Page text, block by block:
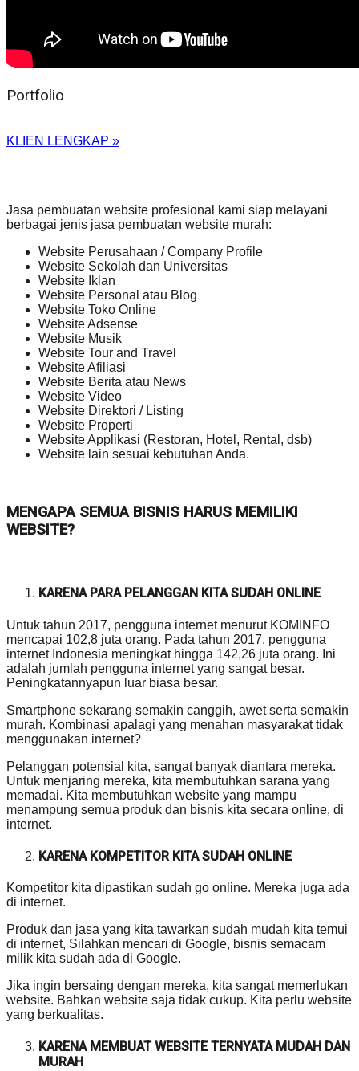
Portfolio
KLIEN LENGKAP »
Jasa pembuatan website profesional kami siap melayani
berbagai jenis jasa pembuatan website murah:
Website Perusahaan / Company Profile
Website Sekolah dan Universitas
Website Iklan
Website Personal atau Blog
Website Toko Online
Website Adsense
Website Musik
Website Tour and Travel
Website Afiliasi
Website Berita atau News
Website Video
Website Direktori / Listing
Website Properti
Website Applikasi (Restoran, Hotel, Rental, dsb)
Website lain sesuai kebutuhan Anda.
MENGAPA SEMUA BISNIS HARUS MEMILIKI
WEBSITE?
KARENA PARA PELANGGAN KITA SUDAH ONLINE
Untuk tahun 2017, pengguna internet menurut KOMINFO
mencapai 102,8 juta orang. Pada tahun 2017, pengguna
internet Indonesia meningkat hingga 142,26 juta orang. Ini
adalah jumlah pengguna internet yang sangat besar.
Peningkatannyapun luar biasa besar.
Smartphone sekarang semakin canggih, awet serta semakin
murah. Kombinasi apalagi yang menahan masyarakat tidak
menggunakan internet?
Pelanggan potensial kita, sangat banyak diantara mereka.
Untuk menjaring mereka, kita membutuhkan sarana yang
memadai. Kita membutuhkan website yang mampu
menampung semua produk dan bisnis kita secara online, di
internet.
KARENA KOMPETITOR KITA SUDAH ONLINE
Kompetitor kita dipastikan sudah go online. Mereka juga ada
di internet.
Produk dan jasa yang kita tawarkan sudah mudah kita temui
di internet, Silahkan mencari di Google, bisnis semacam
milik kita sudah ada di Google.
Jika ingin bersaing dengan mereka, kita sangat memerlukan
website. Bahkan website saja tidak cukup. Kita perlu website
yang berkualitas.
KARENA MEMBUAT WEBSITE TERNYATA MUDAH DAN
MURAH